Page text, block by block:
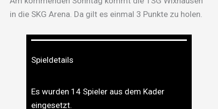
in die SKG Arena. Da gilt es einmal 3 Punkte zu holen.
Spieldetails
Es wurden 14 Spieler aus dem Kader
eingesetzt.